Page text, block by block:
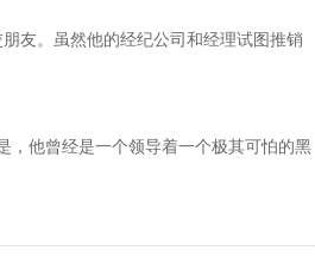
友。虽然他的经纪公司和经理试图推销
，他曾经是一个领导着一个极其可怕的黑